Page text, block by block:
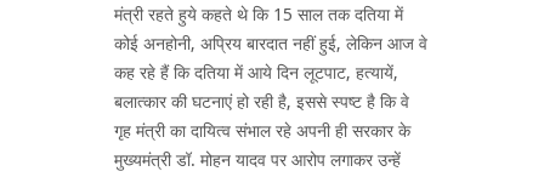
मंत्री रहते हुये कहते थे कि 15 साल तक दतिया में
कोई अनहोनी, अप्रिय बारदात नहीं हुई, लेकिन आज वे
कह रहे हैं कि दतिया में आये दिन लूटपाट, हत्यायें,
बलात्कार की घटनाएं हो रही है, इससे स्पष्ट है कि वे
गृह मंत्री का दायित्व संभाल रहे अपनी ही सरकार के
मुख्यमंत्री डॉ. मोहन यादव पर आरोप लगाकर उन्हें